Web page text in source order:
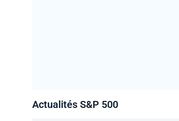
Actualités S&P 500